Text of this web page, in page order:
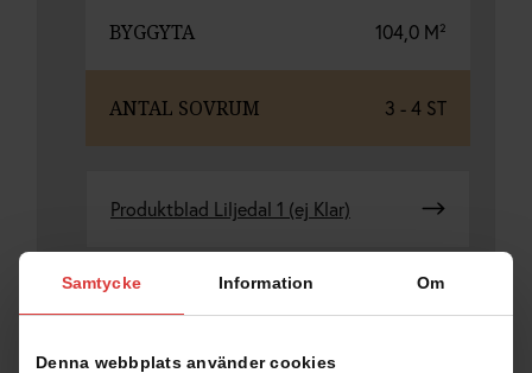
Samtycke Information Om
Denna webbplats använder cookies
BYGGYTA 104,0 M²
ANTAL SOVRUM 3 - 4 ST
Produktblad Liljedal 1 (ej Klar)